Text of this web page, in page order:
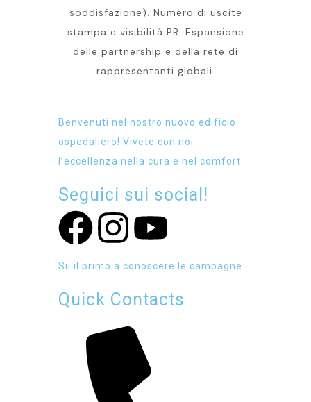
soddisfazione). Numero di uscite
stampa e visibilità PR. Espansione
delle partnership e della rete di
rappresentanti globali.
Benvenuti nel nostro nuovo edificio
ospedaliero! Vivete con noi
l’eccellenza nella cura e nel comfort.
Seguici sui social!
Sii il primo a conoscere le campagne.
Quick Contacts